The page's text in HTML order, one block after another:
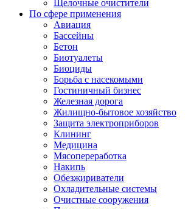
Щелочные очистители
По сфере применения
Авиация
Бассейны
Бетон
Биотуалеты
Биоциды
Борьба с насекомыми
Гостиничный бизнес
Железная дорога
Жилищно-бытовое хозяйство
Защита электроприборов
Клининг
Медицина
Мясопереработка
Накипь
Обезжириватели
Охладительные системы
Очистные сооружения